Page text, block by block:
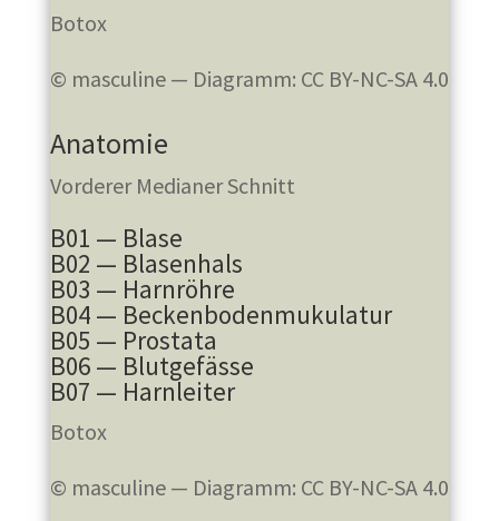
Botox
© masculine — Diagramm: CC BY-NC-SA 4.0
Anatomie
Vorderer Medianer Schnitt
B01 — Blase
B02 — Blasenhals
B03 — Harnröhre
B04 — Beckenbodenmukulatur
B05 — Prostata
B06 — Blutgefässe
B07 — Harnleiter
Botox
© masculine — Diagramm: CC BY-NC-SA 4.0